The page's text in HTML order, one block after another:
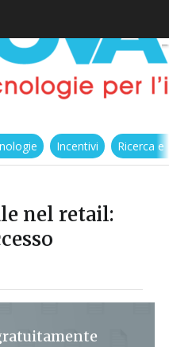
Incentivi Ricerca
nel retail: